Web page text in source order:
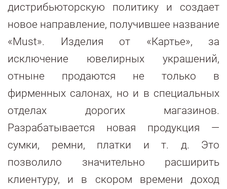
дистрибьюторскую политику и создает
новое направление, получившее название
«Must». Изделия от «Картье», за
исключение ювелирных украшений,
отныне продаются не только в
фирменных салонах, но и в специальных
отделах дорогих магазинов.
Разрабатывается новая продукция —
сумки, ремни, платки и т. д. Это
позволило значительно расширить
клиентуру, и в скором времени доход